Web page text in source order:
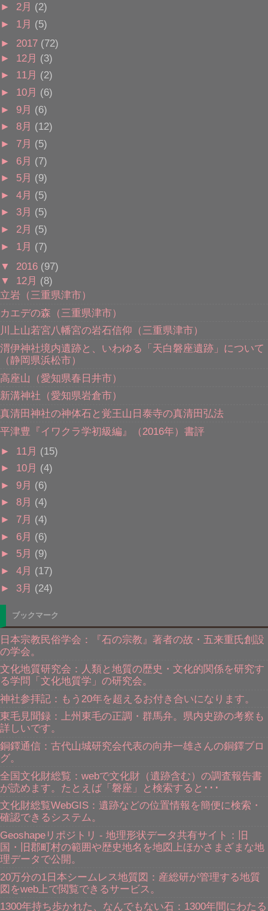
► 2月 (2)
► 1月 (5)
► 2017 (72)
► 12月 (3)
► 11月 (2)
► 10月 (6)
► 9月 (6)
► 8月 (12)
► 7月 (5)
► 6月 (7)
► 5月 (9)
► 4月 (5)
► 3月 (5)
► 2月 (5)
► 1月 (7)
▼ 2016 (97)
▼ 12月 (8)
立岩（三重県津市）
カエデの森（三重県津市）
川上山若宮八幡宮の岩石信仰（三重県津市）
渭伊神社境内遺跡と、いわゆる「天白磐座遺跡」について
（静岡県浜松市）
高座山（愛知県春日井市）
新溝神社（愛知県岩倉市）
真清田神社の神体石と覚王山日泰寺の真清田弘法
平津豊『イワクラ学初級編』（2016年）書評
► 11月 (15)
► 10月 (4)
► 9月 (6)
► 8月 (4)
► 7月 (4)
► 6月 (6)
► 5月 (9)
► 4月 (17)
► 3月 (24)
ブックマーク
日本宗教民俗学会：『石の宗教』著者の故・五来重氏創設
の学会。
文化地質研究会：人類と地質の歴史・文化的関係を研究す
る学問「文化地質学」の研究会。
神社参拝記：もう20年を超えるお付き合いになります。
東毛見聞録：上州東毛の正調・群馬弁。県内史跡の考察も
詳しいです。
銅鐸通信：古代山城研究会代表の向井一雄さんの銅鐸ブロ
グ。
全国文化財総覧：webで文化財（遺跡含む）の調査報告書
が読めます。たとえば「磐座」と検索すると･･･
文化財総覧WebGIS：遺跡などの位置情報を簡便に検索・
確認できるシステム。
Geoshapeリポジトリ - 地理形状データ共有サイト：旧
国・旧郡町村の範囲や歴史地名を地図上ほかさまざまな地
理データで公開。
20万分の1日本シームレス地質図：産総研が管理する地質
図をweb上で閲覧できるサービス。
1300年持ち歩かれた、なんでもない石：1300年間にわたる